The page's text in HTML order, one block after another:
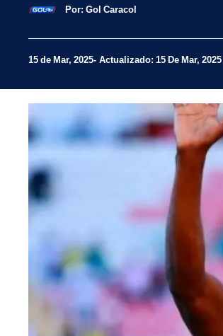
Por: Gol Caracol
15 de Mar, 2025 Actualizado: 15 De Mar, 2025